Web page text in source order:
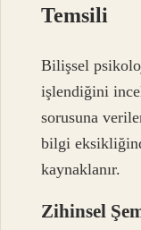
Temsili
Bilişsel
işlendiğini
sorusuna
bilgi
kaynaklanır.
Zihinsel